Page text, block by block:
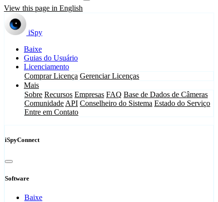
View this page in English
iSpy
Baixe
Guias do Usuário
Licenciamento
Comprar Licença Gerenciar Licenças
Mais
Sobre Recursos Empresas FAQ Base de Dados de Câmeras
Comunidade API Conselheiro do Sistema Estado do Serviço
Entre em Contato
iSpyConnect
Software
Baixe